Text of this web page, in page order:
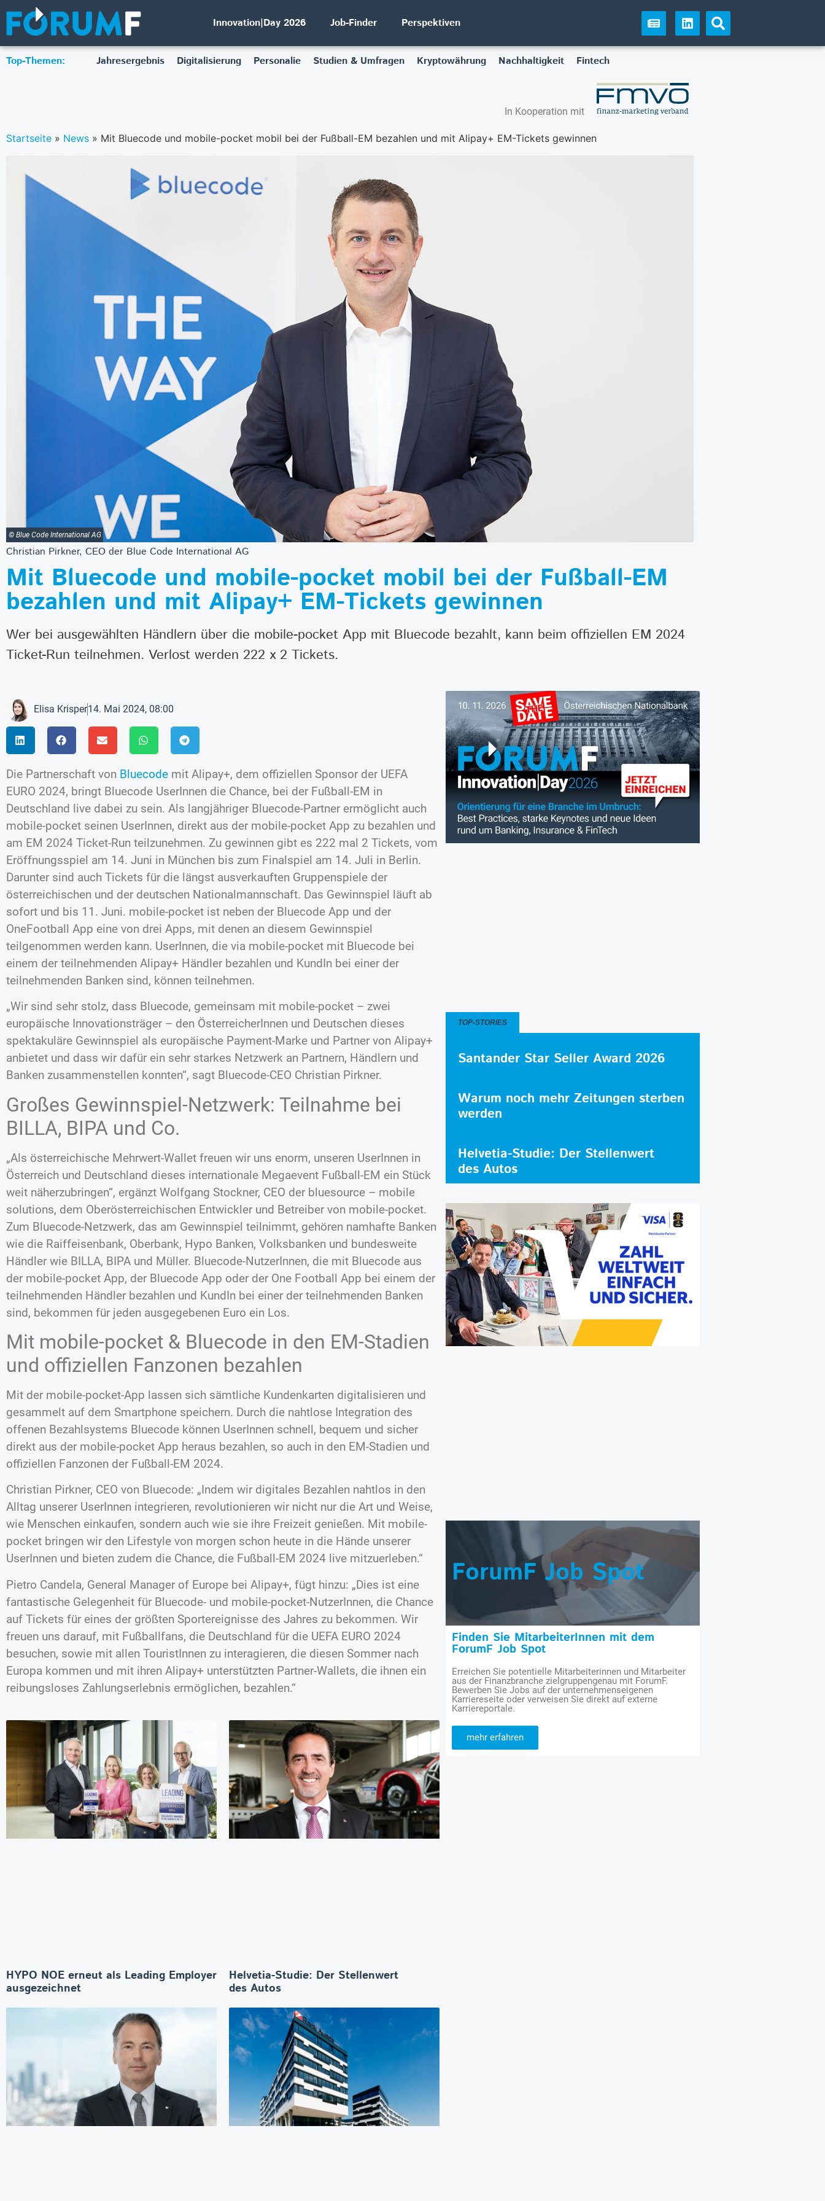
Innovation|Day 2026 Job-Finder Perspektiven
Top-Themen: Jahresergebnis Digitalisierung Personalie Studien & Umfragen Kryptowährung Nachhaltigkeit Fintech
In Kooperation mit
Startseite » News » Mit Bluecode und mobile-pocket mobil bei der Fußball-EM bezahlen und mit Alipay+ EM-Tickets gewinnen
© Blue Code International AG
Christian Pirkner, CEO der Blue Code International AG
Mit Bluecode und mobile-pocket mobil bei der Fußball-EM
bezahlen und mit Alipay+ EM-Tickets gewinnen
Wer bei ausgewählten Händlern über die mobile-pocket App mit Bluecode bezahlt, kann beim offiziellen EM 2024
Ticket-Run teilnehmen. Verlost werden 222 x 2 Tickets.
Elisa Krisper14. Mai 2024, 08:00
Die Partnerschaft von Bluecode mit Alipay+, dem offiziellen Sponsor der UEFA
EURO 2024, bringt Bluecode UserInnen die Chance, bei der Fußball-EM in
Deutschland live dabei zu sein. Als langjähriger Bluecode-Partner ermöglicht auch
mobile-pocket seinen UserInnen, direkt aus der mobile-pocket App zu bezahlen und
am EM 2024 Ticket-Run teilzunehmen. Zu gewinnen gibt es 222 mal 2 Tickets, vom
Eröffnungsspiel am 14. Juni in München bis zum Finalspiel am 14. Juli in Berlin.
Darunter sind auch Tickets für die längst ausverkauften Gruppenspiele der
österreichischen und der deutschen Nationalmannschaft. Das Gewinnspiel läuft ab
sofort und bis 11. Juni. mobile-pocket ist neben der Bluecode App und der
OneFootball App eine von drei Apps, mit denen an diesem Gewinnspiel
teilgenommen werden kann. UserInnen, die via mobile-pocket mit Bluecode bei
einem der teilnehmenden Alipay+ Händler bezahlen und KundIn bei einer der
teilnehmenden Banken sind, können teilnehmen.
„Wir sind sehr stolz, dass Bluecode, gemeinsam mit mobile-pocket – zwei
europäische Innovationsträger – den ÖsterreicherInnen und Deutschen dieses
spektakuläre Gewinnspiel als europäische Payment-Marke und Partner von Alipay+
anbietet und dass wir dafür ein sehr starkes Netzwerk an Partnern, Händlern und
Banken zusammenstellen konnten“, sagt Bluecode-CEO Christian Pirkner.
Großes Gewinnspiel-Netzwerk: Teilnahme bei
BILLA, BIPA und Co.
„Als österreichische Mehrwert-Wallet freuen wir uns enorm, unseren UserInnen in
Österreich und Deutschland dieses internationale Megaevent Fußball-EM ein Stück
weit näherzubringen“, ergänzt Wolfgang Stockner, CEO der bluesource – mobile
solutions, dem Oberösterreichischen Entwickler und Betreiber von mobile-pocket.
Zum Bluecode-Netzwerk, das am Gewinnspiel teilnimmt, gehören namhafte Banken
wie die Raiffeisenbank, Oberbank, Hypo Banken, Volksbanken und bundesweite
Händler wie BILLA, BIPA und Müller. Bluecode-NutzerInnen, die mit Bluecode aus
der mobile-pocket App, der Bluecode App oder der One Football App bei einem der
teilnehmenden Händler bezahlen und KundIn bei einer der teilnehmenden Banken
sind, bekommen für jeden ausgegebenen Euro ein Los.
Mit mobile-pocket & Bluecode in den EM-Stadien
und offiziellen Fanzonen bezahlen
Mit der mobile-pocket-App lassen sich sämtliche Kundenkarten digitalisieren und
gesammelt auf dem Smartphone speichern. Durch die nahtlose Integration des
offenen Bezahlsystems Bluecode können UserInnen schnell, bequem und sicher
direkt aus der mobile-pocket App heraus bezahlen, so auch in den EM-Stadien und
offiziellen Fanzonen der Fußball-EM 2024.
Christian Pirkner, CEO von Bluecode: „Indem wir digitales Bezahlen nahtlos in den
Alltag unserer UserInnen integrieren, revolutionieren wir nicht nur die Art und Weise,
wie Menschen einkaufen, sondern auch wie sie ihre Freizeit genießen. Mit mobile-
pocket bringen wir den Lifestyle von morgen schon heute in die Hände unserer
UserInnen und bieten zudem die Chance, die Fußball-EM 2024 live mitzuerleben.“
Pietro Candela, General Manager of Europe bei Alipay+, fügt hinzu: „Dies ist eine
fantastische Gelegenheit für Bluecode- und mobile-pocket-NutzerInnen, die Chance
auf Tickets für eines der größten Sportereignisse des Jahres zu bekommen. Wir
freuen uns darauf, mit Fußballfans, die Deutschland für die UEFA EURO 2024
besuchen, sowie mit allen TouristInnen zu interagieren, die diesen Sommer nach
Europa kommen und mit ihren Alipay+ unterstützten Partner-Wallets, die ihnen ein
reibungsloses Zahlungserlebnis ermöglichen, bezahlen.“
HYPO NOE erneut als Leading Employer
ausgezeichnet
Helvetia-Studie: Der Stellenwert
des Autos
TOP-STORIES
Santander Star Seller Award 2026
Warum noch mehr Zeitungen sterben
werden
Helvetia-Studie: Der Stellenwert
des Autos
ForumF Job Spot
Finden Sie MitarbeiterInnen mit dem
ForumF Job Spot
Erreichen Sie potentielle Mitarbeiterinnen und Mitarbeiter
aus der Finanzbranche zielgruppengenau mit ForumF.
Bewerben Sie Jobs auf der unternehmenseigenen
Karriereseite oder verweisen Sie direkt auf externe
Karriereportale.
mehr erfahren